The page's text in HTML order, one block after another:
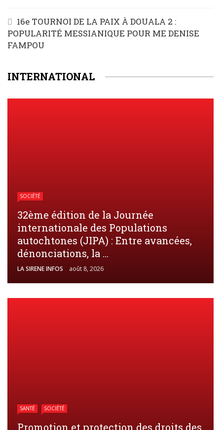
16e TOURNOI DE LA PAIX À DOUALA 2 :
POPULARITÉ MESSIANIQUE POUR ME DENISE
FAMPOU
INTERNATIONAL
SOCIÉTÉ
32ème édition de la Journée
internationale des Populations
autochtones (JIPA) : Entre avancées,
dénonciations, la ...
LA SIRENE INFOS août 8, 2026
SANTÉ SOCIÉTÉ
Promotion et protection des droits des